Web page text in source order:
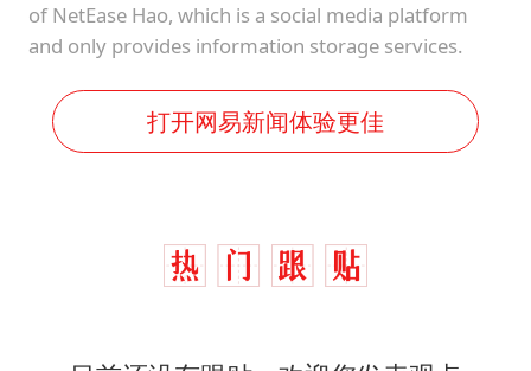
of NetEase Hao, which is a social media platform
and only provides information storage services.
打开网易新闻体验更佳